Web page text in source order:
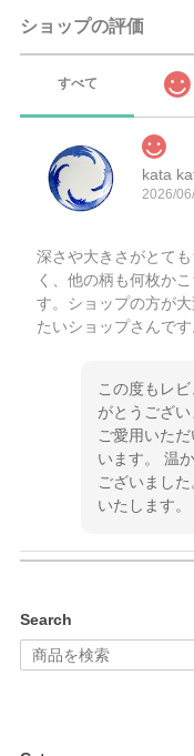
ショップの評価
すべて
kata
2026/
深さや大きさがとて
く、他の柄も何枚か
す。ショップの方が
たいショップさんです
この度もレ
がとうござ
ご愛用いた
います。 温
ございまし
いたします。
深さや大きさがとて
く、他の柄も何枚か
Search